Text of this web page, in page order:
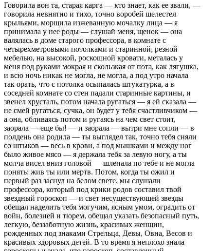
Говорила вон та, старая карга — кто знает, как ее звали, —
говорила невнятно и тихо, точно воробей шелестел
крыльями, морщила изжеванную мочалку лица — я
принимала у нее роды — слушай меня, щенок — она
валялась в доме старого профессора, в комнате с
четырехметровыми потолками и старинной, резной
мебелью, на высокой, роскошной кровати, металась у
меня под руками мокрая и скользкая от пота, как лягушка,
и всю ночь никак не могла, не могла, а под утро начала
так орать, что с потолка осыпалась штукатурка, а в
соседней комнате со стен падали старинные картины, и
звенел хрусталь, потом начала ругаться — я ей сказала —
не смей ругаться, сучка, он будет у тебя счастливчиком —
а она, обливаясь потом и ругаясь на чем свет стоит,
заорала — еще бы! — и заорала — вытри мне сопли — в
полдень она родила — ты выглядел так, точно тебя сняли
со штыков — весь в крови, а под мышками и между ног
было живое мясо — я держала тебя за левую ногу, а ты
молча висел вниз головой — шлепала по тебе и не могла
понять: жив ты или мертв. Потом, когда ты ожил и
первый раз заснул на белом свете, мы слушали
профессора, который под крики родов составил твой
звездный гороскоп — и свет несуществующей звезды
обещал наделить тебя могучим, ясным умом, оградить от
войн, болезней и тюрем, обещал указать безопасный путь,
легкую, беззаботную жизнь, красивых женщин,
рожденных под знаками Стрельца, Девы, Овна, Весов и
красивых здоровых детей. В то время я неплохо знала